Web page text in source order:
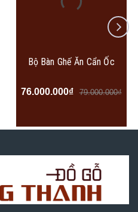
Bộ Bàn Ghế Ăn Cẩn Ốc
76.000.000₫ 79.000.000₫